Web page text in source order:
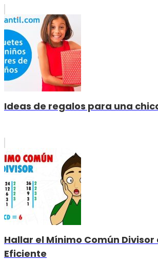
Ideas de regalos para una
Hallar el Mínimo Común Divisor
Eficiente